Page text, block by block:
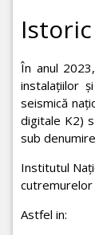
Istoric
În anul
instalațiilor
seismică
digitale K2)
sub
Institutul
cutremurelor
Astfel in: